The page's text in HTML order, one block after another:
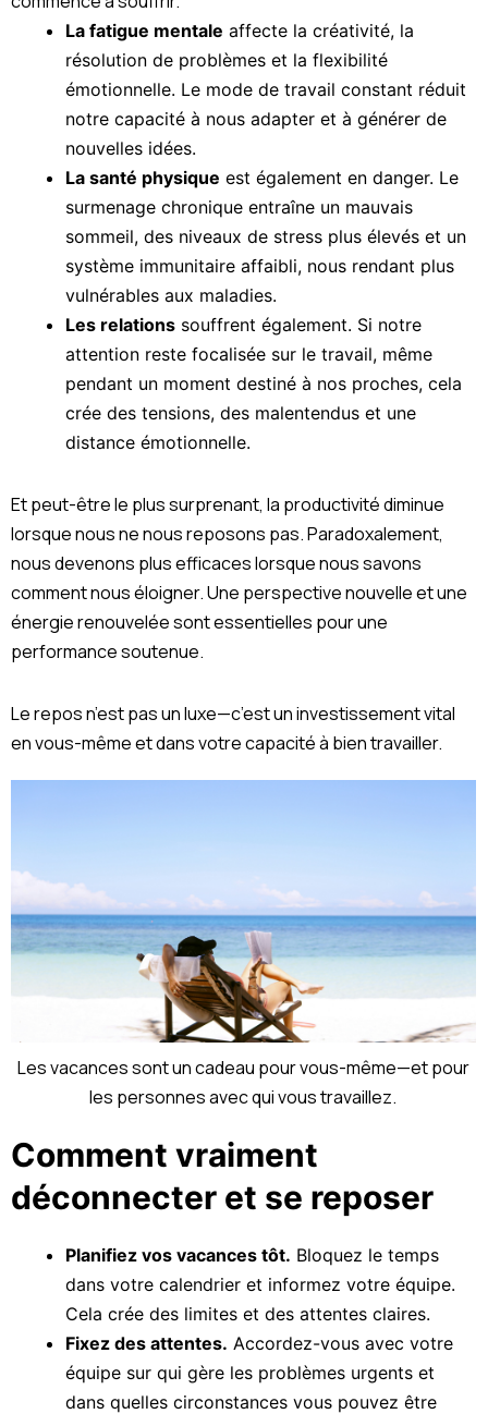
La fatigue mentale affecte la créativité, la
résolution de problèmes et la flexibilité
émotionnelle. Le mode de travail constant réduit
notre capacité à nous adapter et à générer de
nouvelles idées.
La santé physique est également en danger. Le
surmenage chronique entraîne un mauvais
sommeil, des niveaux de stress plus élevés et un
système immunitaire affaibli, nous rendant plus
vulnérables aux maladies.
Les relations souffrent également. Si notre
attention reste focalisée sur le travail, même
pendant un moment destiné à nos proches, cela
crée des tensions, des malentendus et une
distance émotionnelle.
Et peut-être le plus surprenant, la productivité diminue
lorsque nous ne nous reposons pas. Paradoxalement,
nous devenons plus efficaces lorsque nous savons
comment nous éloigner. Une perspective nouvelle et une
énergie renouvelée sont essentielles pour une
performance soutenue.
Le repos n’est pas un luxe—c’est un investissement vital
en vous-même et dans votre capacité à bien travailler.
Les vacances sont un cadeau pour vous-même—et pour
les personnes avec qui vous travaillez.
Comment vraiment
déconnecter et se reposer
Planifiez vos vacances tôt. Bloquez le temps
dans votre calendrier et informez votre équipe.
Cela crée des limites et des attentes claires.
Fixez des attentes. Accordez-vous avec votre
équipe sur qui gère les problèmes urgents et
dans quelles circonstances vous pouvez être